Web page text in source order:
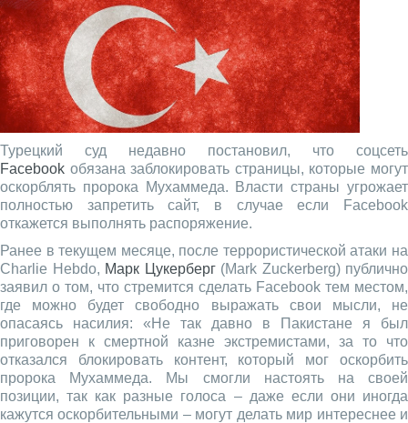
Турецкий суд недавно постановил, что соцсеть
Facebook обязана заблокировать страницы, которые могут
оскорблять пророка Мухаммеда. Власти страны угрожает
полностью запретить сайт, в случае если Facebook
откажется выполнять распоряжение.
Ранее в текущем месяце, после террористической атаки на
Charlie Hebdo, Марк Цукерберг(Mark Zuckerberg) публично
заявил о том, что стремится сделать Facebook тем местом,
где можно будет свободно выражать свои мысли, не
опасаясь насилия: «Не так давно в Пакистане я был
приговорен к смертной казне экстремистами, за то что
отказался блокировать контент, который мог оскорбить
пророка Мухаммеда. Мы смогли настоять на своей
позиции, так как разные голоса – даже если они иногда
кажутся оскорбительными – могут делать мир интереснее и